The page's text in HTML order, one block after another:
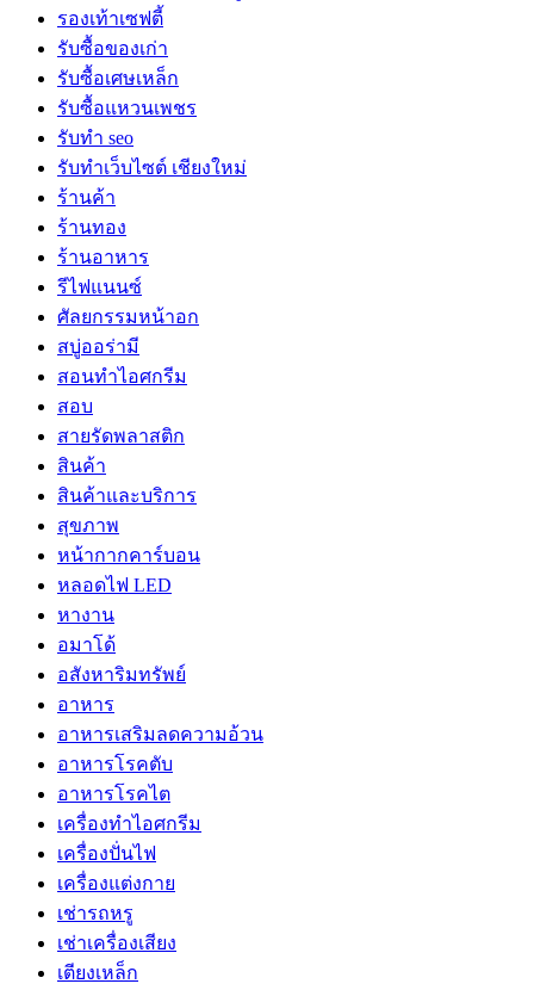
รองเท้าเซฟตี้
รับซื้อของเก่า
รับซื้อเศษเหล็ก
รับซื้อแหวนเพชร
รับทำ seo
รับทำเว็บไซต์ เชียงใหม่
ร้านค้า
ร้านทอง
ร้านอาหาร
รีไฟแนนซ์
ศัลยกรรมหน้าอก
สบู่ออร่ามี
สอนทำไอศกรีม
สอบ
สายรัดพลาสติก
สินค้า
สินค้าและบริการ
สุขภาพ
หน้ากากคาร์บอน
หลอดไฟ LED
หางาน
อมาโด้
อสังหาริมทรัพย์
อาหาร
อาหารเสริมลดความอ้วน
อาหารโรคตับ
อาหารโรคไต
เครื่องทำไอศกรีม
เครื่องปั่นไฟ
เครื่องแต่งกาย
เช่ารถหรู
เช่าเครื่องเสียง
เตียงเหล็ก